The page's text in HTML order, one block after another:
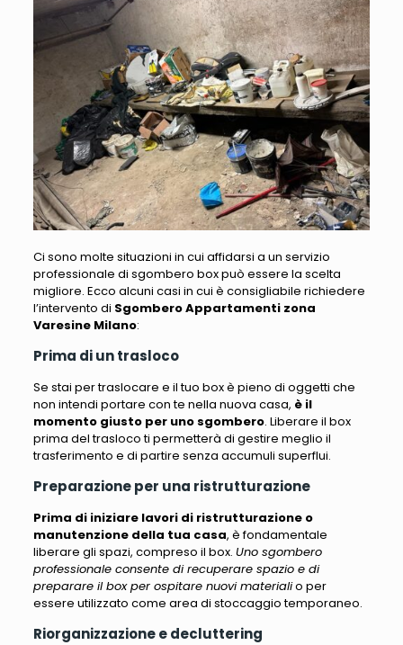
Ci sono molte situazioni in cui affidarsi a un servizio
professionale di sgombero box può essere la scelta
migliore. Ecco alcuni casi in cui è consigliabile richiedere
l’intervento di Sgombero Appartamenti zona
Varesine Milano:
Prima di un trasloco
Se stai per traslocare e il tuo box è pieno di oggetti che
non intendi portare con te nella nuova casa, è il
momento giusto per uno sgombero. Liberare il box
prima del trasloco ti permetterà di gestire meglio il
trasferimento e di partire senza accumuli superflui.
Preparazione per una ristrutturazione
Prima di iniziare lavori di ristrutturazione o
manutenzione della tua casa, è fondamentale
liberare gli spazi, compreso il box. Uno sgombero
professionale consente di recuperare spazio e di
preparare il box per ospitare nuovi materialio per
essere utilizzato come area di stoccaggio temporaneo.
Riorganizzazione e decluttering